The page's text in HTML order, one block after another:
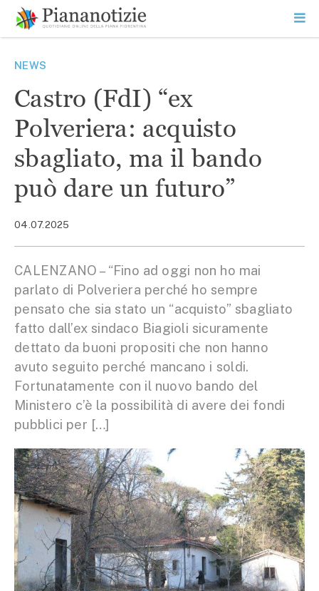
contenuto
SEARCH
NEWS
Castro (FdI) “ex
Polveriera: acquisto
sbagliato, ma il bando
può dare un futuro”
04.07.2025
CALENZANO – “Fino ad oggi non ho mai
parlato di Polveriera perché ho sempre
pensato che sia stato un “acquisto” sbagliato
fatto dall’ex sindaco Biagioli sicuramente
dettato da buoni propositi che non hanno
avuto seguito perché mancano i soldi.
Fortunatamente con il nuovo bando del
Ministero c’è la possibilità di avere dei fondi
pubblici per […]